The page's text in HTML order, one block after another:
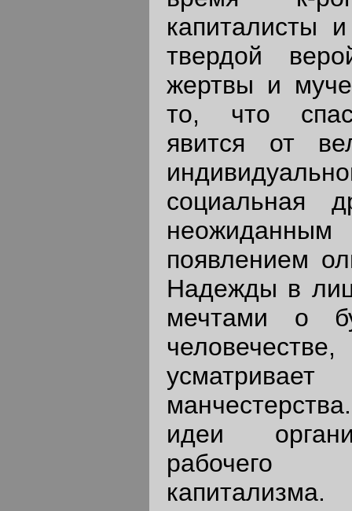
капиталисты
твердой
жертвы и
то, что
явится от
социальная
появлением
Надежды в
мечтами о
идеи
рабочего
капитализма.